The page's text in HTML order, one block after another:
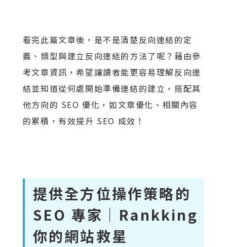
看完此篇文章後，是不是清楚反向連結的定
義、類型與建立反向連結的方法了呢？藉由參
考文章資訊，希望讓讀者能更容易理解反向連
結並知道從何處開始準備連結的建立，搭配其
他方向的 SEO 優化，如文章優化、相關內容
的累積，有效提升 SEO 成效！
提供全方位操作策略的
SEO 專家｜Rankking
你的網站救星